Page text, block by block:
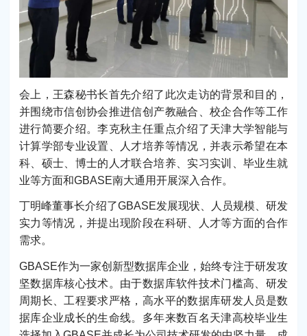
会上，王森秘书长首先介绍了此次走访的背景和目的，
并围绕市信创协会推进信创产教融合、校企合作等工作
进行简要介绍。李克秋主任重点介绍了天津大学智能与
计算学部专业设置、人才培养等情况，并表示希望在本
科、硕士、博士的人才联合培养、实习实训、毕业生就
业等方面和GBASE南大通用开展深入合作。
丁明峰董事长介绍了GBASE发展现状、人员规模、研发
实力等情况，并提出现阶段在科研、人才等方面的合作
需求。
GBASE作为一家创新型数据库企业，始终专注于研发攻
坚数据库核心技术。由于数据库软件技术门槛高、研发
周期长、工程要求严格，高水平的数据库研发人员是数
据库企业成长的生命线。多年来数百名天津高校毕业生